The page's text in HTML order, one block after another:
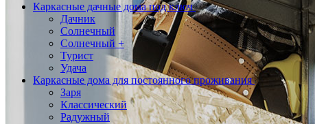
Каркасные дачные дома под ключ
Дачник
Солнечный
Солнечный +
Турист
Удача
Каркасные дома для постоянного проживания
Заря
Классический
Радужный